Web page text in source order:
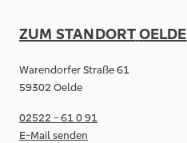
ZUM STANDORTOELDE
Warendorfer Straße 61
59302 Oelde
02522 - 61 0 91
E-Mail senden